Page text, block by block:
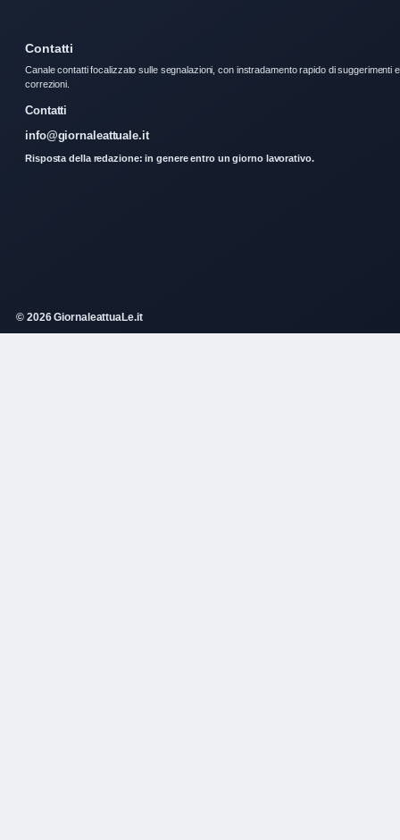
Contatti
Canale contatti focalizzato sulle segnalazioni, con instradamento rapido di suggerimenti e
correzioni.
Contatti
info@giornaleattuale.it
Risposta della redazione: in genere entro un giorno lavorativo.
© 2026 GiornaleattuaLe.it